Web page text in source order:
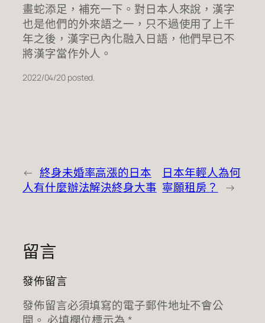
畫蛇添足，補充一下。對日本人來說，漢字
也是他們的外來語之一，只不過使用了上千
年之後，漢字已內化融入日語，他們早已不
將漢字當作外人。
2022/04/20 posted.
← 終身未婚率高漲的日本
人有什麼辦法解決終身大事
日本年輕人為何
寧願租房？
→
留言
發佈留言
發佈留言必須填寫的電子郵件地址不會公
開。 必填欄位標示為 *